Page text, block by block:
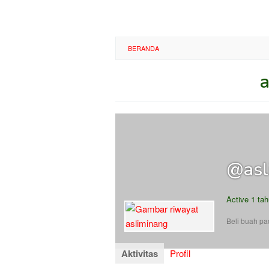
BERANDA
Diposting
Active 1
Beli buah
Aktivitas Profil